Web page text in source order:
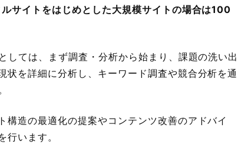
サイトをはじめとした大規模サイトの場合は100
しては、まず調査・分析から始まり、課題の洗い出
状を詳細に分析し、キーワード調査や競合分析を通
構造の最適化の提案やコンテンツ改善のアドバイ
行います。